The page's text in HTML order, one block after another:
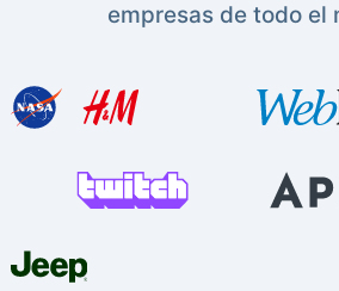
empresas de todo el